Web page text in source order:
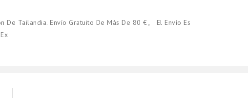
Tailandia. Envío Gratuito De Más De 80 €。 El Envío Es